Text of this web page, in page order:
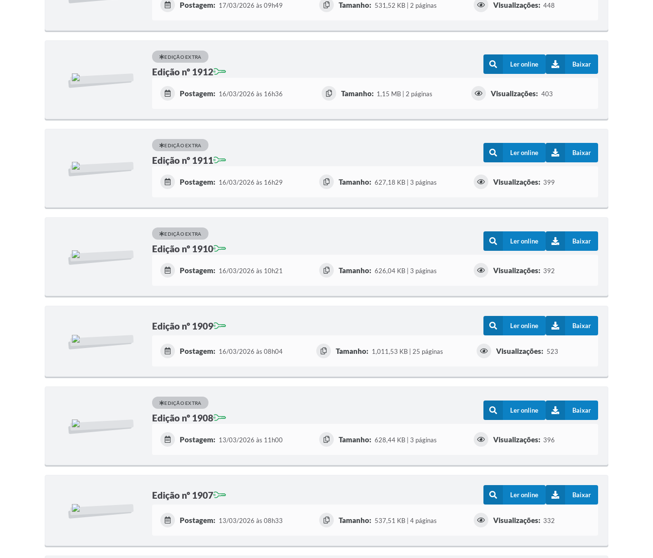
Postagem: 17/03/2026 às 09h49 Tamanho: 531,52 KB | 2 páginas Visualizações: 448
EDIÇÃO EXTRA
Edição nº 1912
Ler online Baixar
Postagem: 16/03/2026 às 16h36 Tamanho: 1,15 MB | 2 páginas Visualizações: 403
EDIÇÃO EXTRA
Edição nº 1911
Ler online Baixar
Postagem: 16/03/2026 às 16h29 Tamanho: 627,18 KB | 3 páginas Visualizações: 399
EDIÇÃO EXTRA
Edição nº 1910
Ler online Baixar
Postagem: 16/03/2026 às 10h21 Tamanho: 626,04 KB | 3 páginas Visualizações: 392
Edição nº 1909 Ler online Baixar
Postagem: 16/03/2026 às 08h04 Tamanho: 1,011,53 KB | 25 páginas Visualizações: 523
EDIÇÃO EXTRA
Edição nº 1908
Ler online Baixar
Postagem: 13/03/2026 às 11h00 Tamanho: 628,44 KB | 3 páginas Visualizações: 396
Edição nº 1907 Ler online Baixar
Postagem: 13/03/2026 às 08h33 Tamanho: 537,51 KB | 4 páginas Visualizações: 332